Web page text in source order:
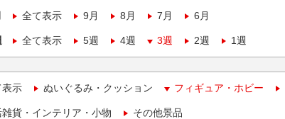
全て表示 9月 8月 7月 6月
全て表示 5週 4週 3週 2週 1週
表示 ぬいぐるみ・クッション フィギュア・ホビー
貨・インテリア・小物 その他景品